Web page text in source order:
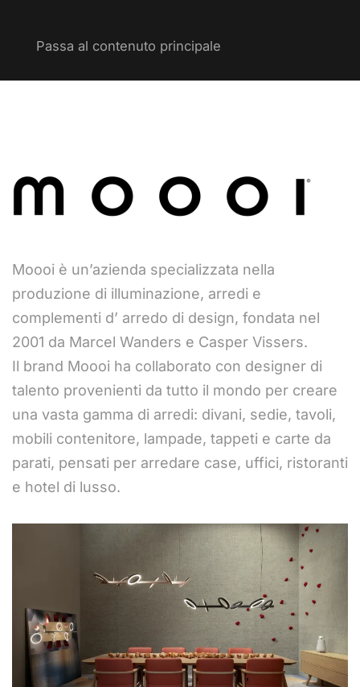
Passa al contenuto principale
Moooi è un’azienda specializzata nella
produzione di illuminazione, arredi e
complementi d’ arredo di design, fondata nel
2001 da Marcel Wanders e Casper Vissers.
Il brand Moooi ha collaborato con designer di
talento provenienti da tutto il mondo per creare
una vasta gamma di arredi: divani, sedie, tavoli,
mobili contenitore, lampade, tappeti e carte da
parati, pensati per arredare case, uffici, ristoranti
e hotel di lusso.